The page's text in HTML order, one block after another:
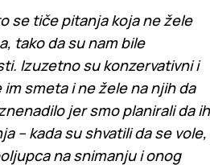
se tiče pitanja koja ne žele
tako da su nam bile
Izuzetno su konzervativni i
smeta i ne žele na njih da
jer smo planirali da ih
– kada su shvatili da se vole,
na snimanju i onog